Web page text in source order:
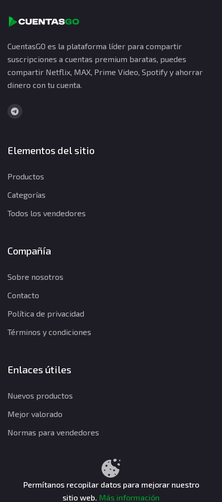
CuentasGO es la plataforma líder para compartir
suscripciones a cuentas premium baratas, puedes
compartir Netflix, MAX, Prime Video, Spotify y ahorrar
dinero con tu cuenta.
Elementos del sitio
Productos
Categorías
Todos los vendedores
Compañía
Sobre nosotros
Contacto
Política de privacidad
Términos y condiciones
Enlaces útiles
Nuevos productos
Mejor valorado
Normas para vendedores
Términos y condiciones
CuentasGO © 2026. Todos los derechos reservados.
Permítanos recopilar datos para mejorar nuestro
sitio web. Más información